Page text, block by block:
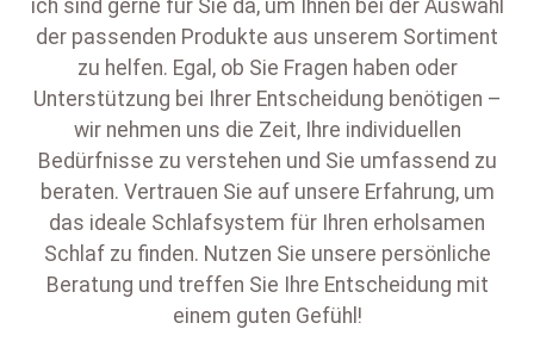
ich sind gerne für Sie da, um Ihnen bei der Auswahl
der passenden Produkte aus unserem Sortiment
zu helfen. Egal, ob Sie Fragen haben oder
Unterstützung bei Ihrer Entscheidung benötigen –
wir nehmen uns die Zeit, Ihre individuellen
Bedürfnisse zu verstehen und Sie umfassend zu
beraten. Vertrauen Sie auf unsere Erfahrung, um
das ideale Schlafsystem für Ihren erholsamen
Schlaf zu finden. Nutzen Sie unsere persönliche
Beratung und treffen Sie Ihre Entscheidung mit
einem guten Gefühl!